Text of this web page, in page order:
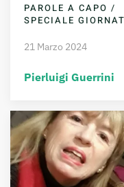
PAROLE A CAPO /
SPECIALE
21 Marzo 2024
Pierluigi Guerrini